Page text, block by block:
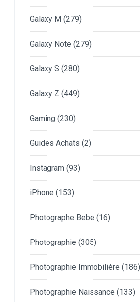
Galaxy M (279)
Galaxy Note (279)
Galaxy S (280)
Galaxy Z (449)
Gaming (230)
Guides Achats (2)
Instagram (93)
iPhone (153)
Photographe Bebe (16)
Photographie (305)
Photographie Immobilière (186)
Photographie Naissance (133)